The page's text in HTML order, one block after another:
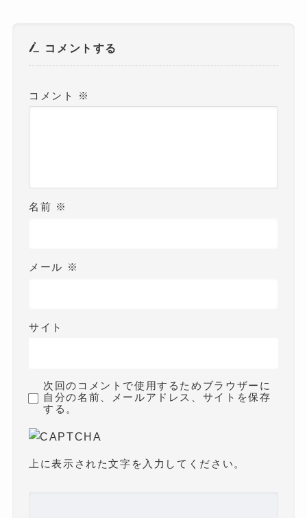
コメントする
コメント ※
名前 ※
メール ※
サイト
次回のコメントで使用するためブラウザーに
自分の名前、メールアドレス、サイトを保存
する。
上に表示された文字を入力してください。